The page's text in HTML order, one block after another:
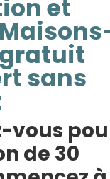
et
sans
vous
de 30